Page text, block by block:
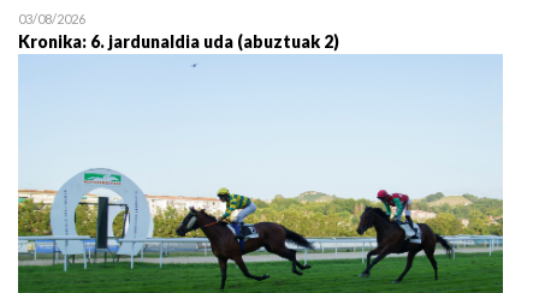
19/07 11:30
03/08/2026
Kronika: 6. jardunaldia uda (abuztuak 2)